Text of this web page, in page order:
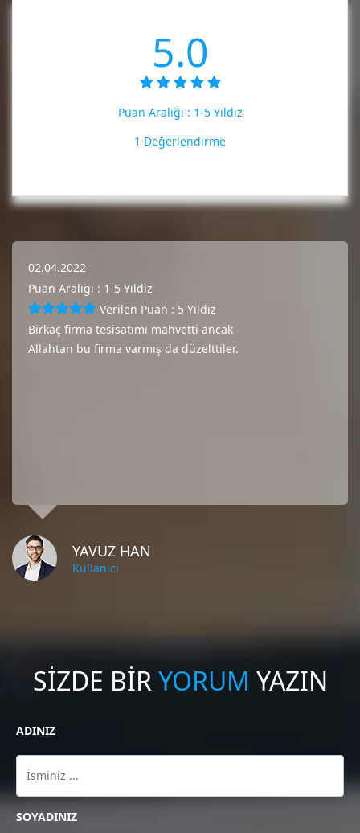
5.0
Puan Aralığı : 1-5 Yıldız
1 Değerlendirme
02.04.2022
Puan Aralığı : 1-5 Yıldız
Verilen Puan : 5 Yıldız
Birkaç firma tesisatımı mahvetti ancak
Allahtan bu firma varmış da düzelttiler.
YAVUZ HAN
Kullanıcı
SİZDE BİRYORUM YAZIN
ADINIZ
SOYADINIZ